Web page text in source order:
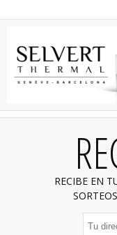
RECIBE EN